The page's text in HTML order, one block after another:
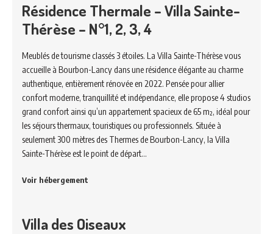
Résidence Thermale – Villa Sainte-
Thérèse – N°1, 2, 3, 4
Meublés de tourisme classés 3 étoiles. La Villa Sainte-Thérèse vous
accueille à Bourbon-Lancy dans une résidence élégante au charme
authentique, entièrement rénovée en 2022. Pensée pour allier
confort moderne, tranquillité et indépendance, elle propose 4 studios
grand confort ainsi qu’un appartement spacieux de 65 m², idéal pour
les séjours thermaux, touristiques ou professionnels. Située à
seulement 300 mètres des Thermes de Bourbon-Lancy, la Villa
Sainte-Thérèse est le point de départ…
Voir hébergement
Villa des Oiseaux